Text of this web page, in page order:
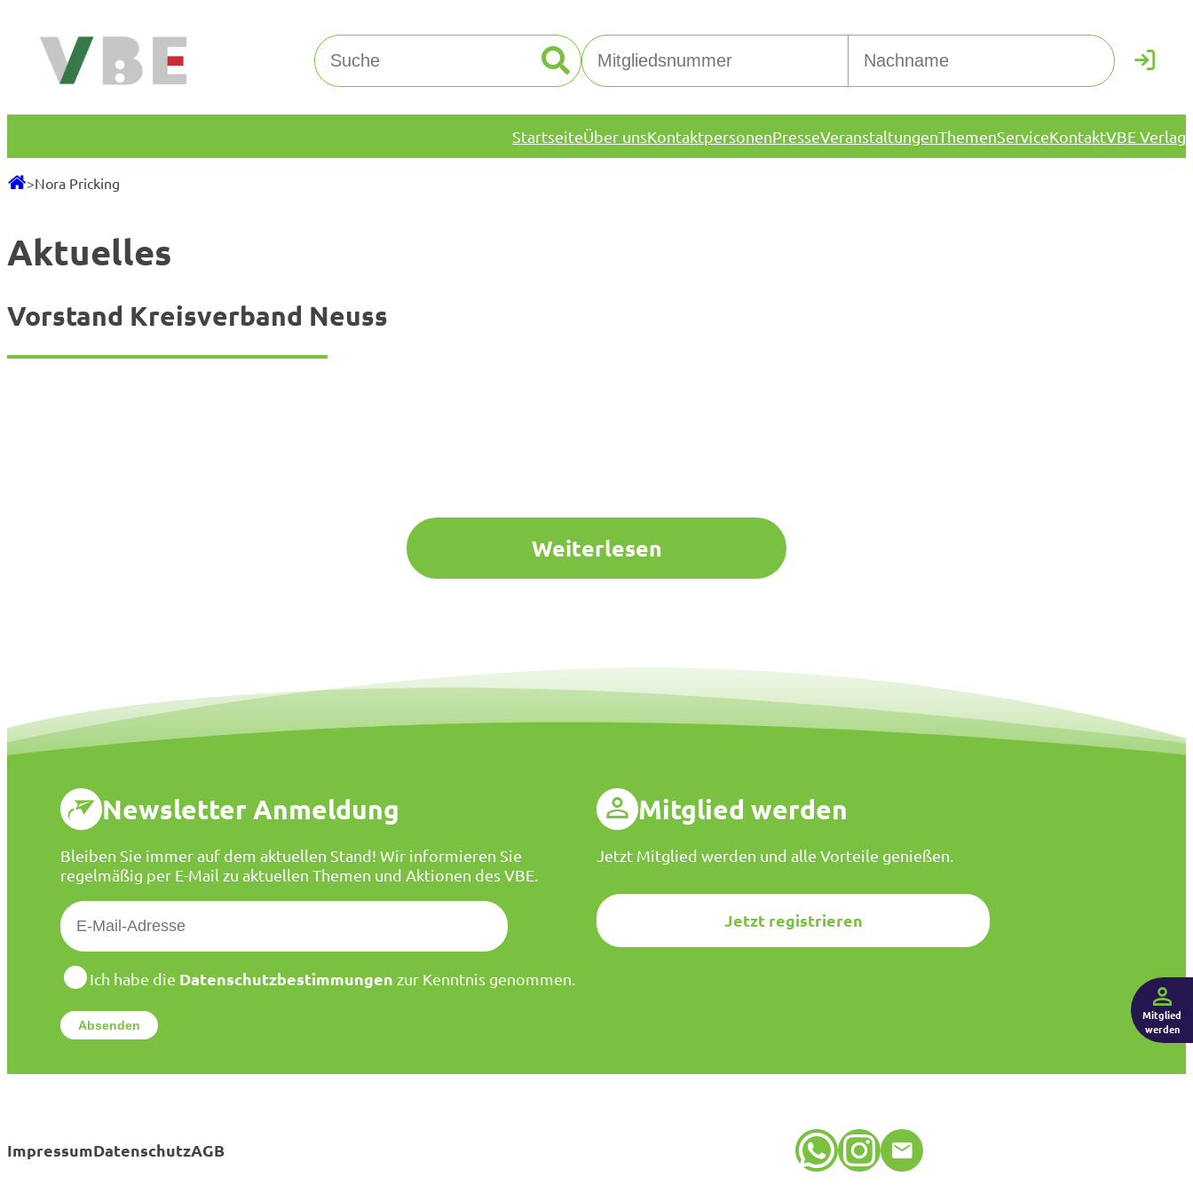
Inhalt
springen
Suchen
StartseiteÜber unsKontaktpersonenPresseVeranstaltungenThemenServiceKontaktVBE Verlag
>Nora Pricking
Aktuelles
Vorstand Kreisverband Neuss
Weiterlesen
Newsletter Anmeldung
Bleiben Sie immer auf dem aktuellen Stand! Wir informieren Sie
regelmäßig per E-Mail zu aktuellen Themen und Aktionen des VBE.
E
-
M
a
l
*
D
t
e
z
Ich habe die Datenschutzbestimmungen zur Kenntnis genommen.
Mitglied werden
Jetzt Mitglied werden und alle Vorteile genießen.
Jetzt registrieren
ImpressumDatenschutzAGB WhatsApp Instagram E-Mail
Mitglied
werden